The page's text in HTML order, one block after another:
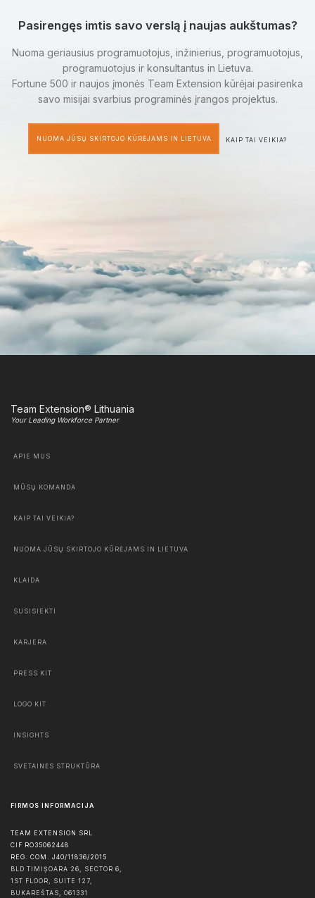
Pasirengęs imtis savo verslą į naujas aukštumas?
Nuoma geriausius programuotojus, inžinierius, programuotojus,
programuotojus ir konsultantus in Lietuva.
Fortune 500 ir naujos įmonės Team Extension kūrėjai pasirenka
savo misijai svarbius programinės įrangos projektus.
NUOMA JŪSŲ SKIRTOJO KŪRĖJAMS IN LIETUVA KAIP TAI VEIKIA?
Team Extension® Lithuania
Your Leading Workforce Partner
APIE MUS
MŪSŲ KOMANDA
KAIP TAI VEIKIA?
NUOMA JŪSŲ SKIRTOJO KŪRĖJAMS IN LIETUVA
KLAIDA
SUSISIEKTI
KARJERA
PRESS KIT
LOGO KIT
INSIGHTS
SVETAINĖS STRUKTŪRA
FIRMOS INFORMACIJA
TEAM EXTENSION SRL
CIF RO35062448
REG. COM. J40/11836/2015
BLD TIMIȘOARA 26, SECTOR 6,
1ST FLOOR, SUITE 127,
BUKAREŠTAS, 061331